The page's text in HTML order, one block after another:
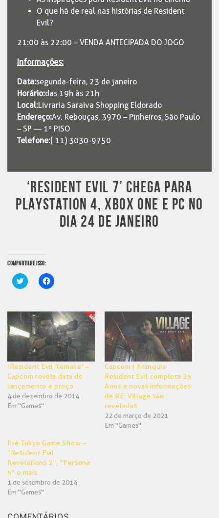
O que há de real nas histórias de Resident
Evil?
21:00 às 22:00 – VENDA ANTECIPADA DO JOGO
Informações:
Data:segunda-feira, 23 de janeiro
Horário:das 19h às 21h
Local:Livraria Saraiva Shopping Eldorado
Endereço:Av. Rebouças, 3970 – Pinheiros, São Paulo
– SP — 1º PISO
Telefone:( 11) 3030-9750
‘RESIDENT EVIL 7’ CHEGA PARA
PLAYSTATION 4, XBOX ONE E PC NO
DIA 24 DE JANEIRO
COMPARTILHE ISSO:
Clique
para
em
nova
janela)
Clique
para
em
nova
janela)
‘Resident Evil Remake’ –
Capcom revela data de
lançamento e preço
4 de dezembro de 2014
Em "Games"
Capcom | Franquia
Resident Evil completa 25
Anos e novas informações
de RE: Village são
reveladas
22 de março de 2021
Em "Games"
Pré Tokyo Game Show –
“Resident Evil
Revelations 2”, “Persona
5” e mais
1 de setembro de 2014
Em "Games"